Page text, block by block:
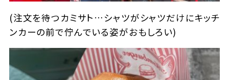
(注文を待つカミサト…シャツがシャツだけにキッチ
ンカーの前で佇んでいる姿がおもしろい)